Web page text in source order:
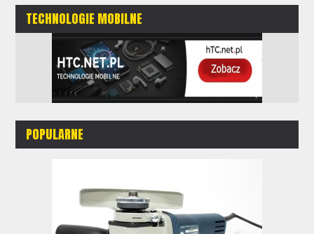
TECHNOLOGIE MOBILNE
POPULARNE